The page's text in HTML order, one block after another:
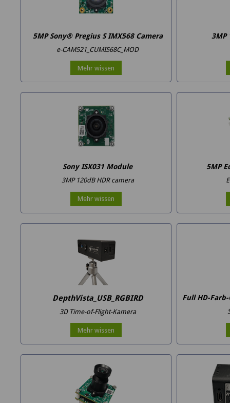
5MP Sony® Pregius S IMX568 Camera
e-CAM521_CUMI568C_MOD
Mehr wissen
3MP
Sony ISX031 Module
3MP 120dB HDR camera
Mehr wissen
5MP
DepthVista_USB_RGBIRD
3D Time-of-Flight-Kamera
Mehr wissen
Full HD-